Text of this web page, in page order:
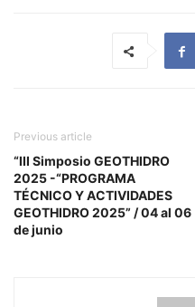
Previous article
“III Simposio GEOTHIDRO
2025 -“PROGRAMA
TÉCNICO Y ACTIVIDADES
GEOTHIDRO 2025” / 04 al 06
de junio